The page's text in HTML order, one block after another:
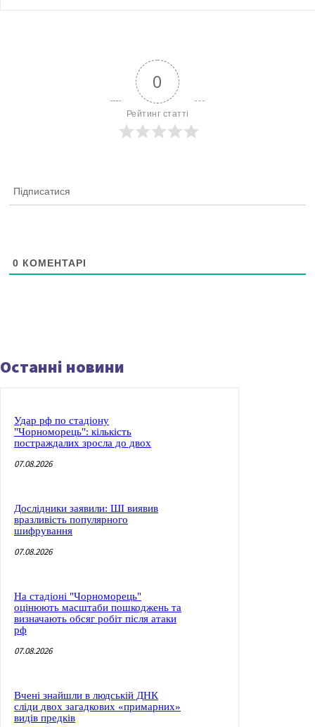
0
Рейтинг статті
Підписатися
0 КОМЕНТАРІ
Останні новини
Удар рф по стадіону
"Чорноморець": кількість
постраждалих зросла до двох
07.08.2026
Дослідники заявили: ШІ виявив
вразливість популярного
шифрування
07.08.2026
На стадіоні "Чорноморець"
оцінюють масштаби пошкоджень та
визначають обсяг робіт після атаки
рф
07.08.2026
Вчені знайшли в людській ДНК
сліди двох загадкових «примарних»
видів предків